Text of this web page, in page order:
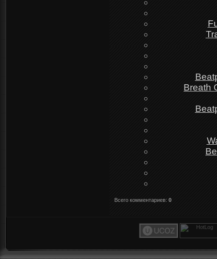
Breath
Всего комментариев: 0